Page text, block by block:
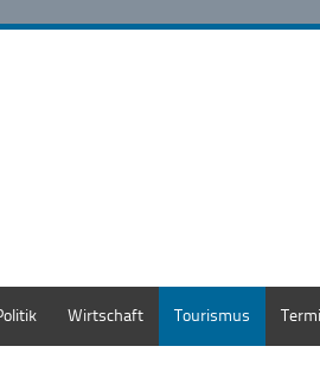
Wirtschaft Tourismus